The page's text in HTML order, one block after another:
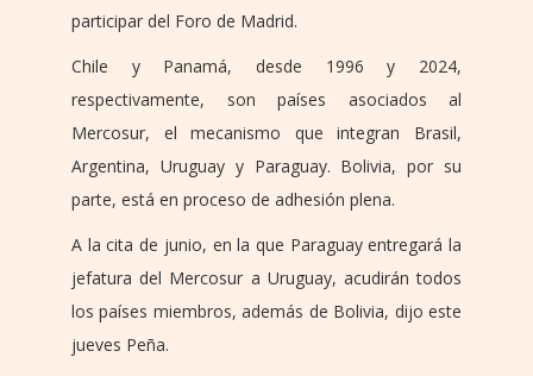
participar del Foro de Madrid.
Chile y Panamá, desde 1996 y 2024,
respectivamente, son países asociados al
Mercosur, el mecanismo que integran Brasil,
Argentina, Uruguay y Paraguay. Bolivia, por su
parte, está en proceso de adhesión plena.
A la cita de junio, en la que Paraguay entregará la
jefatura del Mercosur a Uruguay, acudirán todos
los países miembros, además de Bolivia, dijo este
jueves Peña.